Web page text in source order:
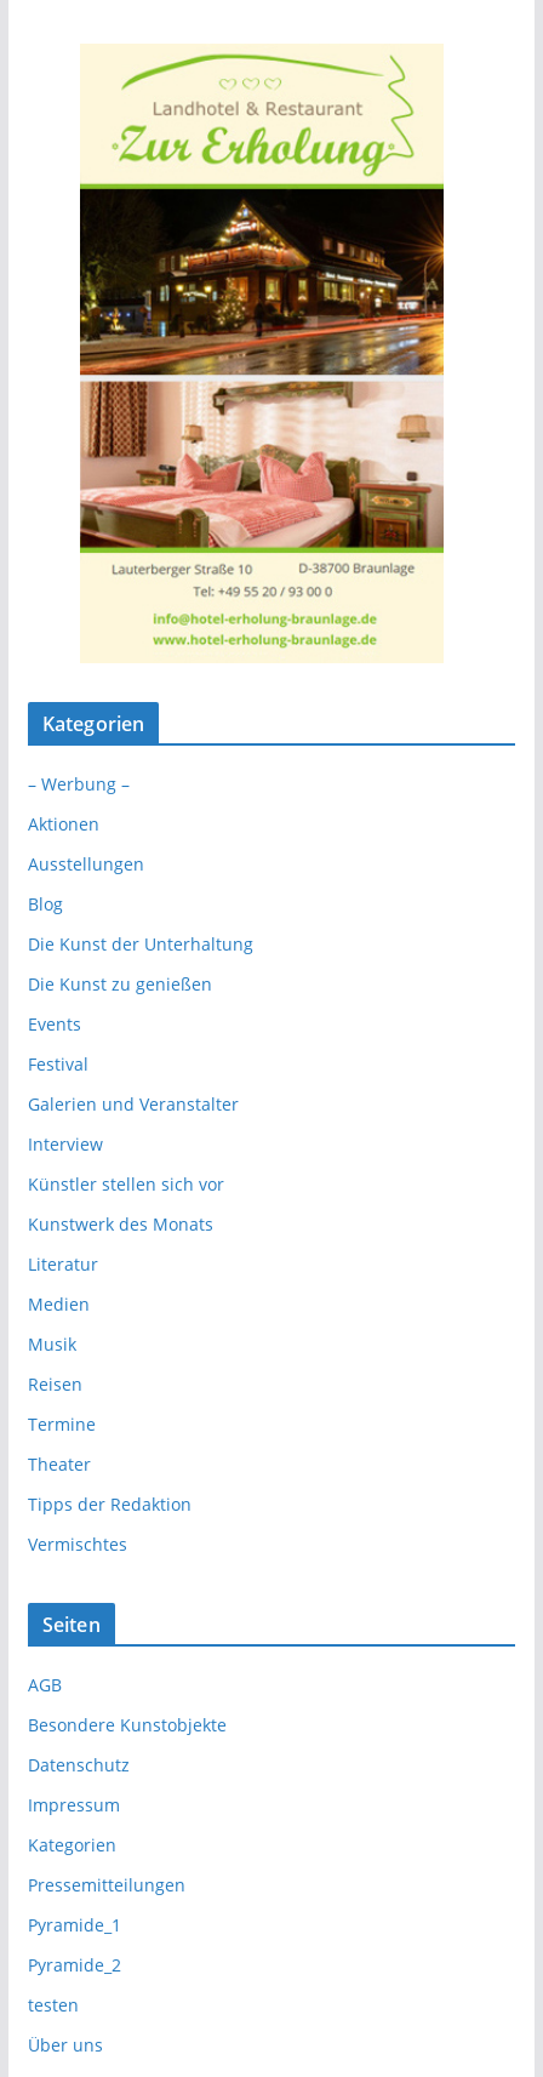
Kategorien
– Werbung –
Aktionen
Ausstellungen
Blog
Die Kunst der Unterhaltung
Die Kunst zu genießen
Events
Festival
Galerien und Veranstalter
Interview
Künstler stellen sich vor
Kunstwerk des Monats
Literatur
Medien
Musik
Reisen
Termine
Theater
Tipps der Redaktion
Vermischtes
Seiten
AGB
Besondere Kunstobjekte
Datenschutz
Impressum
Kategorien
Pressemitteilungen
Pyramide_1
Pyramide_2
testen
Über uns